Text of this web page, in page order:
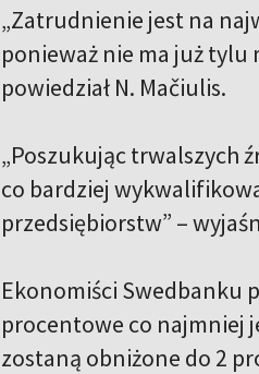
„Zatrudnienie jest na
ponieważ nie ma już tylu
powiedział N. Mačiulis.
„Poszukując trwalszych
co bardziej
przedsiębiorstw” –
Ekonomiści Swedbanku
procentowe co najmniej
zostaną obniżone do 2